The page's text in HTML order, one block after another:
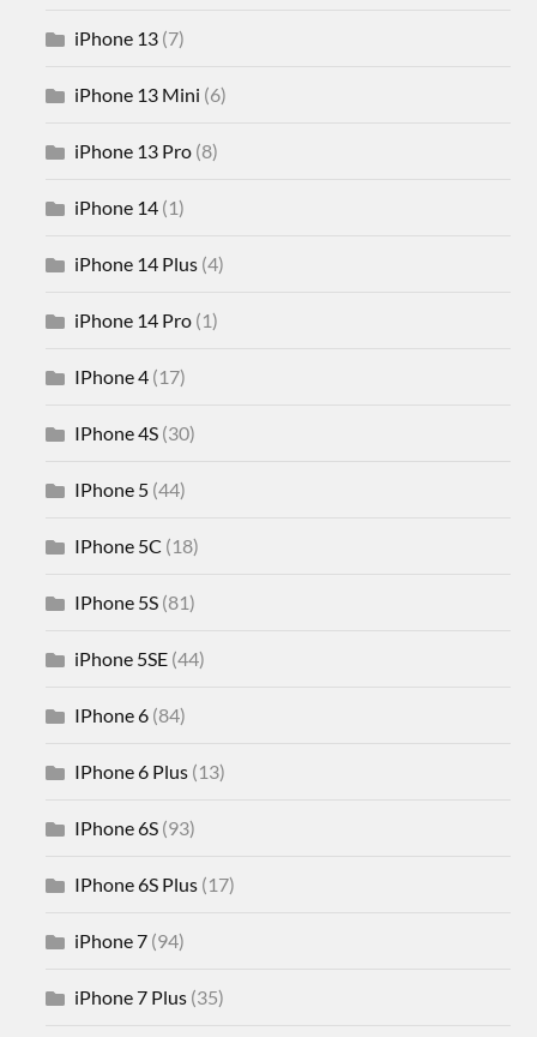
iPhone 13 (7)
iPhone 13 Mini (6)
iPhone 13 Pro (8)
iPhone 14 (1)
iPhone 14 Plus (4)
iPhone 14 Pro (1)
IPhone 4 (17)
IPhone 4S (30)
IPhone 5 (44)
IPhone 5C (18)
IPhone 5S (81)
iPhone 5SE (44)
IPhone 6 (84)
IPhone 6 Plus (13)
IPhone 6S (93)
IPhone 6S Plus (17)
iPhone 7 (94)
iPhone 7 Plus (35)